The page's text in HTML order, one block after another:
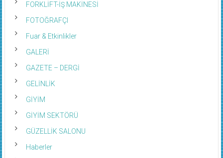
FORKLİFT-İŞ MAKİNESİ
FOTOĞRAFÇI
Fuar & Etkinlikler
GALERİ
GAZETE – DERGİ
GELİNLİK
GİYİM
GİYİM SEKTÖRÜ
GÜZELLİK SALONU
Haberler